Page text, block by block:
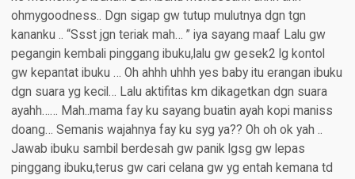
ohmygoodness.. Dgn sigap gw tutup mulutnya dgn tgn
kananku .. “Ssst jgn teriak mah… ” iya sayang maaf Lalu gw
pegangin kembali pinggang ibuku,lalu gw gesek2 lg kontol
gw kepantat ibuku … Oh ahhh uhhh yes baby itu erangan ibuku
dgn suara yg kecil… Lalu aktifitas km dikagetkan dgn suara
ayahh…… Mah..mama fay ku sayang buatin ayah kopi maniss
doang… Semanis wajahnya fay ku syg ya?? Oh oh ok yah ..
Jawab ibuku sambil berdesah gw panik lgsg gw lepas
pinggang ibuku,terus gw cari celana gw yg entah kemana td